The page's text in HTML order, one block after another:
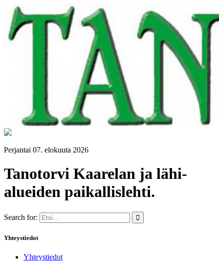
Perjantai 07. elokuuta 2026
Tanotorvi Kaarelan ja lähi-
alueiden paikallislehti.
Search for:
Yhteystiedot
Yhteystiedot